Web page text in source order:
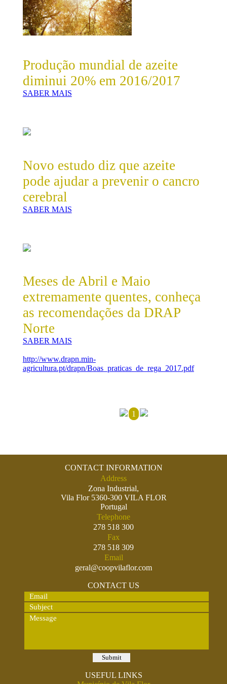
Produção mundial de azeite
diminui 20% em 2016/2017
SABER MAIS
Novo estudo diz que azeite
pode ajudar a prevenir o cancro
cerebral
SABER MAIS
Meses de Abril e Maio
extremamente quentes, conheça
as recomendações da DRAP
Norte
SABER MAIS
http://www.drapn.min-
agricultura.pt/drapn/Boas_praticas_de_rega_2017.pdf
1
CONTACT INFORMATION
Address
Zona Industrial,
Vila Flor 5360-300 VILA FLOR
Portugal
Telephone
278 518 300
Fax
278 518 309
Email
geral@coopvilaflor.com
CONTACT US
USEFUL LINKS